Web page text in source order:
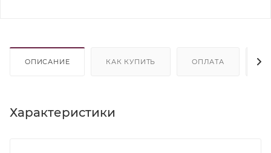
ОПИСАНИЕ КАК КУПИТЬ ОПЛАТА
Характеристики